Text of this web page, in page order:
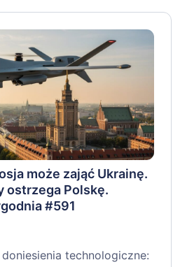
może zająć Ukrainę.
ostrzega Polskę.
#591
technologiczne: